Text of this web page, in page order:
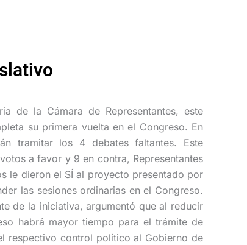
de la Cámara de Representantes, este
su primera vuelta en el Congreso. En
tramitar los 4 debates faltantes. Este
a favor y 9 en contra, Representantes
le dieron el SÍ al proyecto presentado por
las sesiones ordinarias en el Congreso.
de la iniciativa, argumentó que al reducir
habrá mayor tiempo para el trámite de
respectivo control político al Gobierno de